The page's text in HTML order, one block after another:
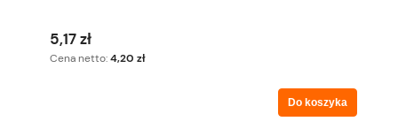
5,17 zł
Cena netto:4,20 zł
Do koszyka